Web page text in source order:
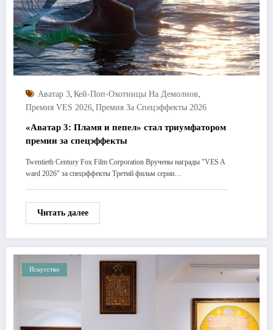
Аватар 3, Кей-Поп-Охотницы На Демолнов,
Премия VES 2026, Премия За Спецэффекты 2026
«Аватар 3: Пламя и пепел» стал триумфатором
премии за спецэффекты
Twentieth Century Fox Film Corporation Вручены награды "VES A
ward 2026" за спецэффекты Третий фильм серии…
Читать далее
Искусство